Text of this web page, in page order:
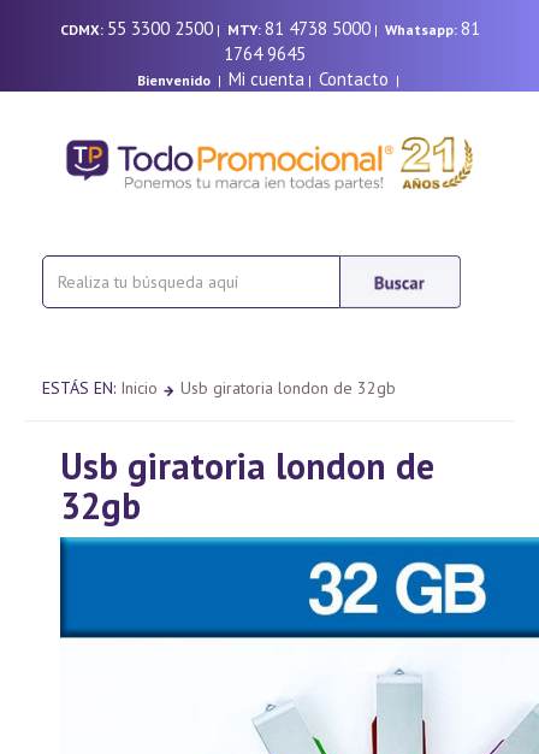
CDMX: 55 3300 2500| MTY: 81 4738 5000| Whatsapp: 81
1764 9645
Bienvenido| Mi cuenta | Contacto |
ESTÁS EN: Inicio Usb giratoria london de 32gb
Usb giratoria london de
32gb